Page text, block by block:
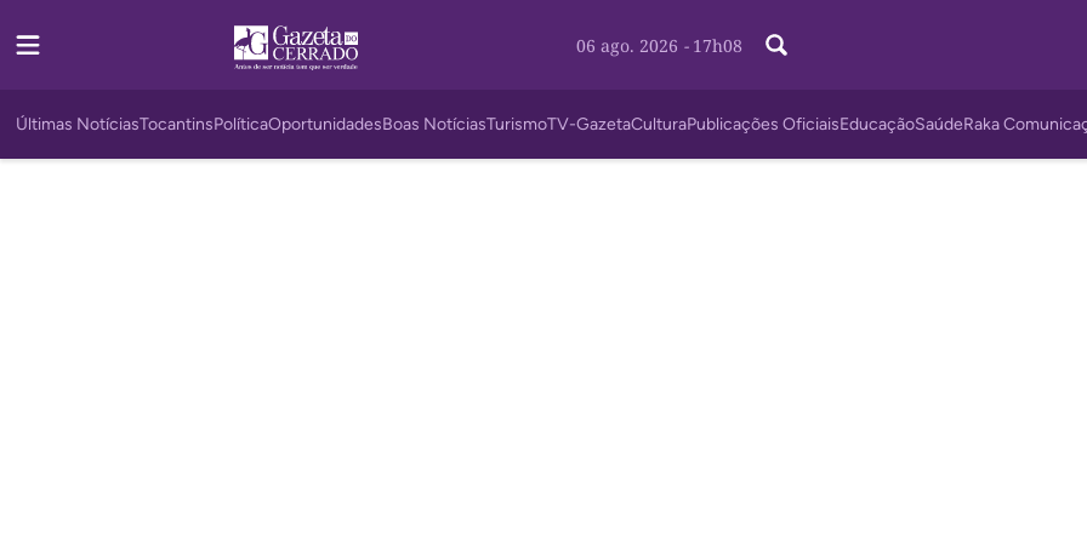
06 ago. 2026 - 17h08
Últimas NotíciasTocantinsPolíticaOportunidadesBoas NotíciasTurismoTV-GazetaCulturaPublicações OficiaisEducaçãoSaúdeRaka